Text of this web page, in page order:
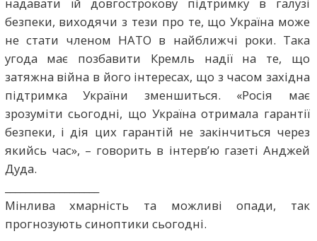
безпеки, виходячи з тези про те, що Україна може
не стати членом НАТО в найближчі роки. Така
угода має позбавити Кремль надії на те, що
затяжна війна в його інтересах, що з часом західна
підтримка України зменшиться. «Росія має
зрозуміти сьогодні, що Україна отримала гарантії
безпеки, і дія цих гарантій не закінчиться через
якийсь час», – говорить в інтервʼю газеті Анджей
Дуда.
Мінлива хмарність та можливі опади, так
прогнозують синоптики сьогодні.